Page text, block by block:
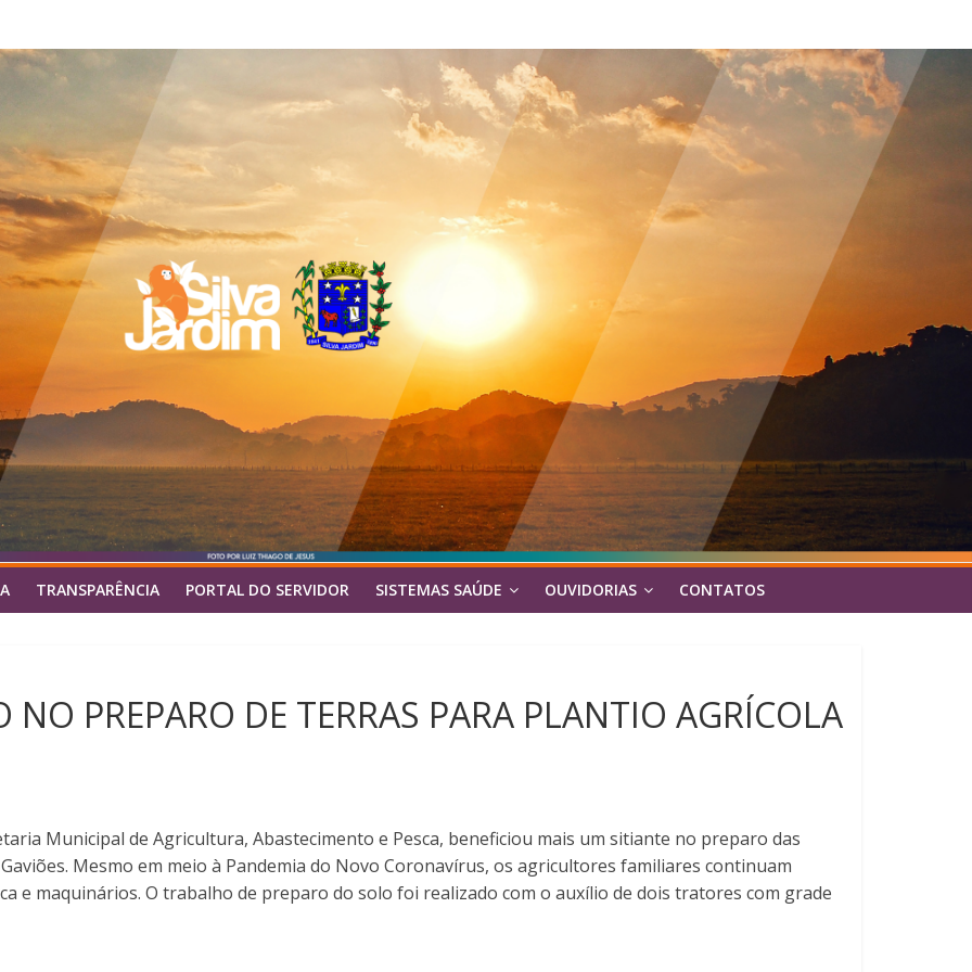
TRANSPARÊNCIA PORTAL DO SERVIDOR SISTEMAS SAÚDE OUVIDORIAS CONTATOS
NO PREPARO DE TERRAS PARA PLANTIO AGRÍCOLA
Municipal de Agricultura, Abastecimento e Pesca, beneficiou mais um sitiante no preparo das
Mesmo em meio à Pandemia do Novo Coronavírus, os agricultores familiares continuam
e maquinários. O trabalho de preparo do solo foi realizado com o auxílio de dois tratores com grade